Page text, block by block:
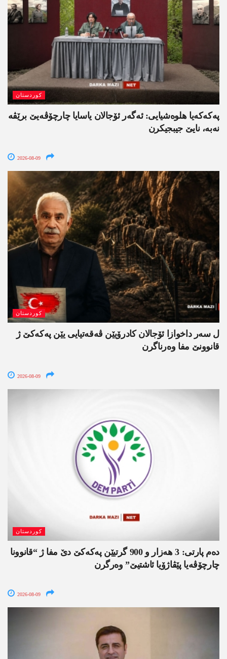
کوردستان
په‌كه‌كه‌یا هلوه‌شیایی: ئەگەر ئۆجالان یاسایا چارچۆڤەیێ برێڤە
نه‌به‌، نایێ جیبجیکرن
2026-08-09
کوردستان
ل سەر داخوازا ئۆجالان کادرۆیێن ڤەقەتیایی یێن پەکەکێ ژ
قانوونێ مفا وەرناگرن
2026-08-09
کوردستان
دەم پارتی: 3 ھەزار و 900 گرتیێن پەکەکێ دێ مفا ژ “قانوونا
چارچۆڤەیا پێڤاژۆیا ئاشتیێ” وەرگرن
2026-08-09